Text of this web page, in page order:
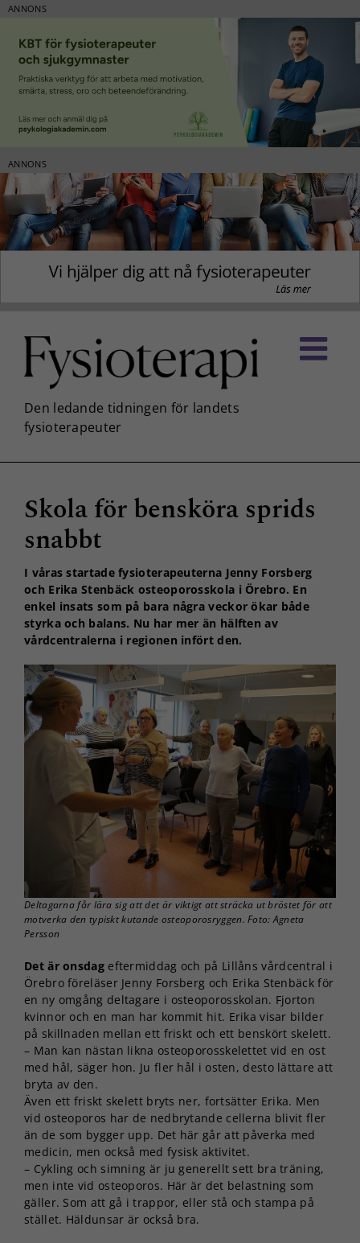
ANNONS
ANNONS
innehållet
Skola för bensköra sprids
snabbt
I våras startade fysioterapeuterna Jenny Forsberg
och Erika Stenbäck osteoporosskola i Örebro. En
enkel insats som på bara några veckor ökar både
styrka och balans. Nu har mer än hälften av
vårdcentralerna i regionen infört den.
Deltagarna får lära sig att det är viktigt att sträcka ut bröstet för att
motverka den typiskt kutande osteoporosryggen. Foto: Agneta
Persson
Det är onsdageftermiddag och på Lillåns vårdcentral i
Örebro föreläser Jenny Forsberg och Erika Stenbäck för
en ny omgång deltagare i osteoporosskolan. Fjorton
kvinnor och en man har kommit hit. Erika visar bilder
på skillnaden mellan ett friskt och ett benskört skelett.
– Man kan nästan likna osteoporosskelettet vid en ost
med hål, säger hon. Ju fler hål i osten, desto lättare att
bryta av den.
Även ett friskt skelett bryts ner, fortsätter Erika. Men
vid osteoporos har de nedbrytande cellerna blivit fler
än de som bygger upp. Det här går att påverka med
medicin, men också med fysisk aktivitet.
– Cykling och simning är ju generellt sett bra träning,
men inte vid osteoporos. Här är det belastning som
gäller. Som att gå i trappor, eller stå och stampa på
stället. Häldunsar är också bra.